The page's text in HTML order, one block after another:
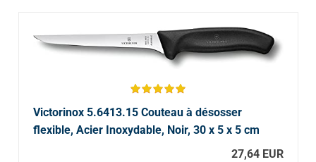
Victorinox 5.6413.15 Couteau à désosser
flexible, Acier Inoxydable, Noir, 30 x 5 x 5 cm
27,64 EUR